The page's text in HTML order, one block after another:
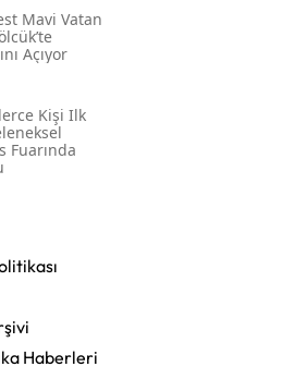
Mavi Vatan
Açıyor
Kişi Ilk
Fuarında
Haberleri